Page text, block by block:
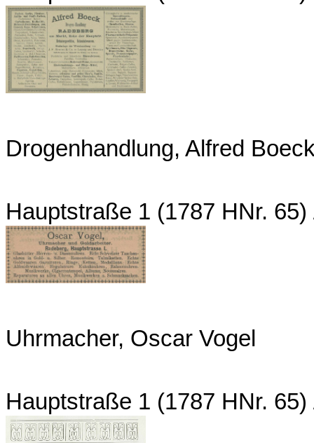
Drogenhandlung, Alfred
Hauptstraße 1 (1787 HNr.
Uhrmacher, Oscar Vogel
Hauptstraße 1 (1787 HNr.